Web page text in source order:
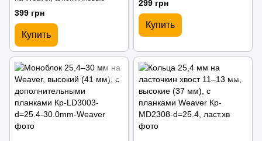
399 грн
Купить
299 грн
Купить